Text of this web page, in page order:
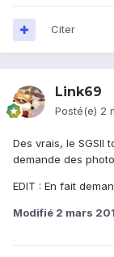
Citer
Link69
Posté(e) 2
Des vrais, le SGSII
demande des
EDIT : En fait
Modifié 2 mars